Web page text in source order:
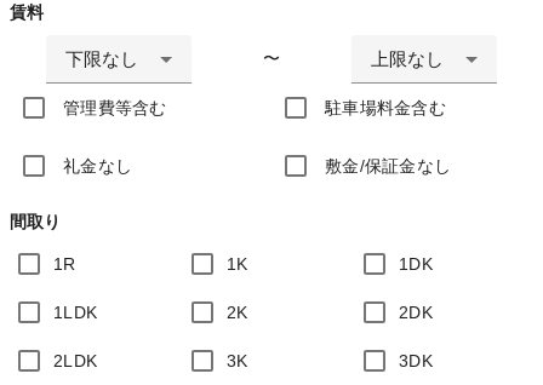
賃料
下限なし 〜 上限なし
管理費等含む 駐車場料金含む
礼金なし 敷金/保証金なし
間取り
1R 1K 1DK
1LDK 2K 2DK
2LDK 3K 3DK